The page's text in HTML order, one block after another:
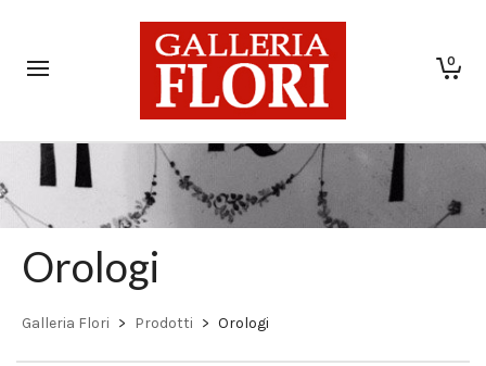
0
Orologi
Galleria Flori > Prodotti > Orologi